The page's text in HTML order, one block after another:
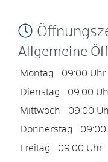
Allgemeine
Montag 09:00 Uhr
Dienstag
09:00
Mittwoch
09:00
Donnerstag
09:00
Freitag
09:00 Uhr -